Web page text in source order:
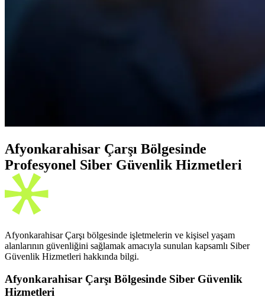
Afyonkarahisar Çarşı Bölgesinde
Profesyonel Siber Güvenlik Hizmetleri
Afyonkarahisar Çarşı bölgesinde işletmelerin ve kişisel yaşam
alanlarının güvenliğini sağlamak amacıyla sunulan kapsamlı Siber
Güvenlik Hizmetleri hakkında bilgi.
Afyonkarahisar Çarşı Bölgesinde Siber Güvenlik
Hizmetleri